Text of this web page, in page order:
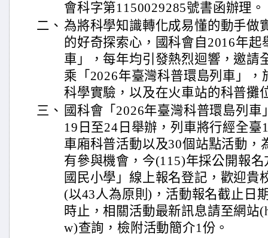
會科字第1150029285號書函辦理。
二、 為將科學知識轉化成易懂的動手做
的好奇探索心，國科會自2016年起
車」，每年均引發熱烈迴響，邀請
乘「2026年臺灣科普環島列車」，
科學實驗，以及在火車站的科普攤
三、 國科會「2026年臺灣科普環島列
19日至24日舉辦，列車將行經全臺
車廂科普活動以及30個站點活動，
有參與機會，今(115)年採公開報
國民小學」線上報名登記，歡迎貴
(以43人為原則)，活動報名截止日
時止，相關活動最新訊息請至網站
w)查詢，檢附活動簡介1份。